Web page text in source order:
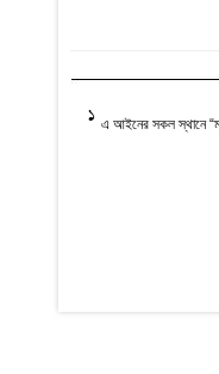
1 এ আইনের সকল স্থানে